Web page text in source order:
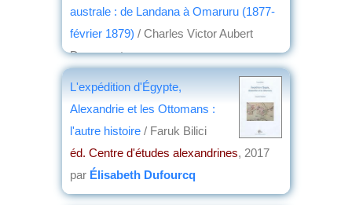
australe : de Landana à Omaruru (1877-
février 1879) / Charles Victor Aubert
Duparquet
, 2017
L'expédition d'Égypte,
Alexandrie et les Ottomans :
l'autre histoire / Faruk Bilici
éd. Centre d'études alexandrines, 2017
par Élisabeth Dufourcq